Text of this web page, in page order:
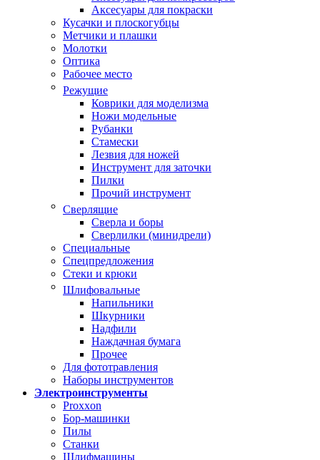
Аксесуары для покраски
Кусачки и плоскогубцы
Метчики и плашки
Молотки
Оптика
Рабочее место
Режущие
Коврики для моделизма
Ножи модельные
Рубанки
Стамески
Лезвия для ножей
Инструмент для заточки
Пилки
Прочий инструмент
Сверлящие
Сверла и боры
Сверлилки (минидрели)
Специальные
Спецпредложения
Стеки и крюки
Шлифовальные
Напильники
Шкурники
Надфили
Наждачная бумага
Прочее
Для фототравления
Наборы инструментов
Электроинструменты
Proxxon
Бор-машинки
Пилы
Станки
Шлифмашины